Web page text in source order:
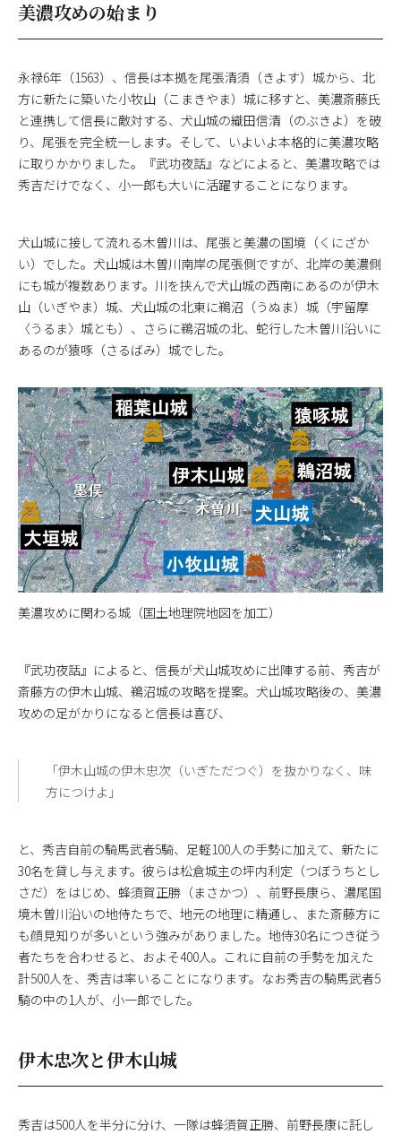
美濃攻めの始まり
永禄6年（1563）、信長は本拠を尾張清須（きよす）城から、北
方に新たに築いた小牧山（こまきやま）城に移すと、美濃斎藤氏
と連携して信長に敵対する、犬山城の織田信清（のぶきよ）を破
り、尾張を完全統一します。そして、いよいよ本格的に美濃攻略
に取りかかりました。『武功夜話』などによると、美濃攻略では
秀吉だけでなく、小一郎も大いに活躍することになります。
犬山城に接して流れる木曽川は、尾張と美濃の国境（くにざか
い）でした。犬山城は木曽川南岸の尾張側ですが、北岸の美濃側
にも城が複数あります。川を挟んで犬山城の西南にあるのが伊木
山（いぎやま）城、犬山城の北東に鵜沼（うぬま）城（宇留摩
〈うるま〉城とも）、さらに鵜沼城の北、蛇行した木曽川沿いに
あるのが猿啄（さるばみ）城でした。
美濃攻めに関わる城（国土地理院地図を加工）
『武功夜話』によると、信長が犬山城攻めに出陣する前、秀吉が
斎藤方の伊木山城、鵜沼城の攻略を提案。犬山城攻略後の、美濃
攻めの足がかりになると信長は喜び、
「伊木山城の伊木忠次（いぎただつぐ）を抜かりなく、味
方につけよ」
と、秀吉自前の騎馬武者5騎、足軽100人の手勢に加えて、新たに
30名を貸し与えます。彼らは松倉城主の坪内利定（つぼうちとし
さだ）をはじめ、蜂須賀正勝（まさかつ）、前野長康ら、濃尾国
境木曽川沿いの地侍たちで、地元の地理に精通し、また斎藤方に
も顔見知りが多いという強みがありました。地侍30名につき従う
者たちを合わせると、およそ400人。これに自前の手勢を加えた
計500人を、秀吉は率いることになります。なお秀吉の騎馬武者5
騎の中の1人が、小一郎でした。
伊木忠次と伊木山城
秀吉は500人を半分に分け、一隊は蜂須賀正勝、前野長康に託し